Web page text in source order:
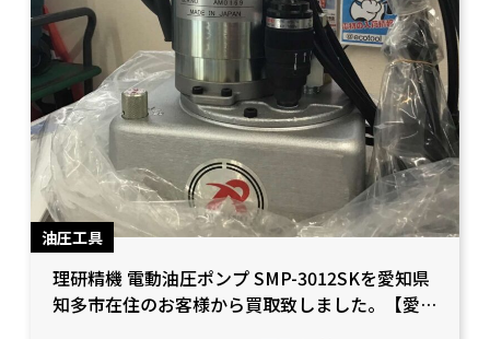
油圧工具
理研精機 電動油圧ポンプ SMP-3012SKを愛知県
知多市在住のお客様から買取致しました。【愛知